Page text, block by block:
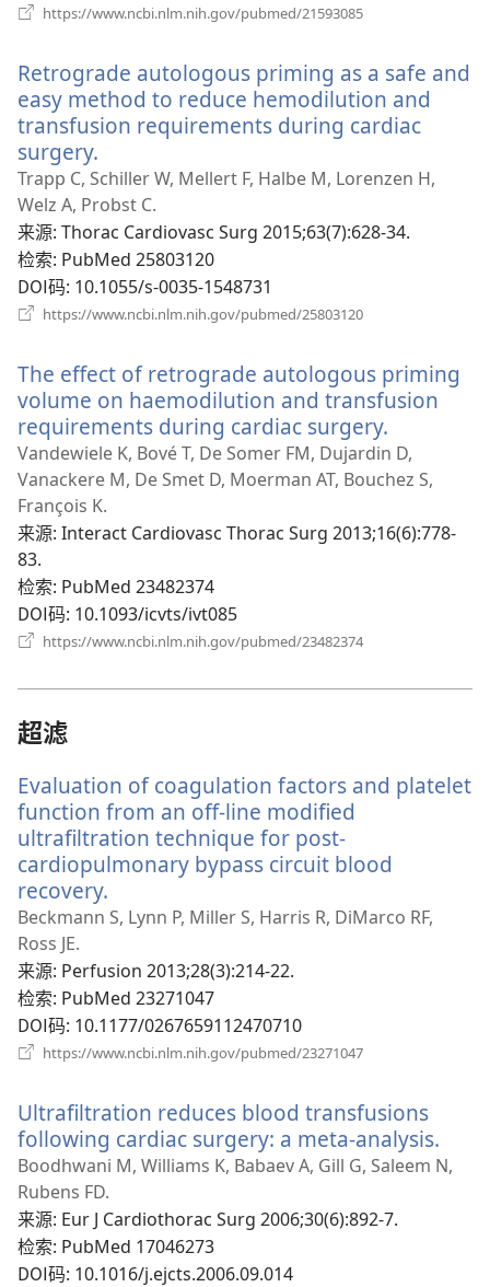
https://www.ncbi.nlm.nih.gov/pubmed/21593085
窗
口）
Retrograde autologous priming as a safe and
easy method to reduce hemodilution and
transfusion requirements during cardiac
surgery.
开
新
窗
口）
Trapp C, Schiller W, Mellert F, Halbe M, Lorenzen H,
Welz A, Probst C.
来源‎: Thorac Cardiovasc Surg 2015;63(7):628-34.
检索‎: PubMed 25803120
DOI码‎: 10.1055/s-0035-1548731
https://www.ncbi.nlm.nih.gov/pubmed/25803120
窗
口）
The effect of retrograde autologous priming
volume on haemodilution and transfusion
requirements during cardiac surgery.
开
新
口）
Vandewiele K, Bové T, De Somer FM, Dujardin D,
Vanackere M, De Smet D, Moerman AT, Bouchez S,
François K.
来源‎: Interact Cardiovasc Thorac Surg 2013;16(6):778-
83.
检索‎: PubMed 23482374
DOI码‎: 10.1093/icvts/ivt085
https://www.ncbi.nlm.nih.gov/pubmed/23482374
超滤
Evaluation of coagulation factors and platelet
function from an off-line modified
ultrafiltration technique for post-
cardiopulmonary bypass circuit blood
recovery.
开
窗
口）
Beckmann S, Lynn P, Miller S, Harris R, DiMarco RF,
Ross JE.
来源‎: Perfusion 2013;28(3):214-22.
检索‎: PubMed 23271047
DOI码‎: 10.1177/0267659112470710
https://www.ncbi.nlm.nih.gov/pubmed/23271047
窗
口）
Ultrafiltration reduces blood transfusions
following cardiac surgery: a meta-analysis.
开
Boodhwani M, Williams K, Babaev A, Gill G, Saleem N,
Rubens FD.
来源‎: Eur J Cardiothorac Surg 2006;30(6):892-7.
检索‎: PubMed 17046273
DOI码‎: 10.1016/j.ejcts.2006.09.014